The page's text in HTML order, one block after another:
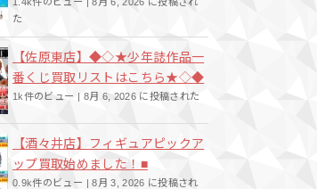
た
【佐原東店】◆◇★少年誌作品一
番くじ買取リストはこちら★◇◆
1k件のビュー | 8月 6, 2026 に投稿された
【酒々井店】フィギュアピックア
ップ買取始めました！■
0.9k件のビュー |8月 3, 2026 に投稿され